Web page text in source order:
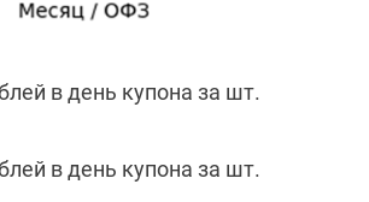
в день купона за шт.
в день купона за шт.